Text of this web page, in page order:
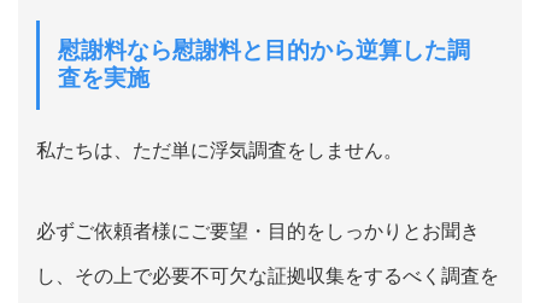
慰謝料なら慰謝料と目的から逆算した調
査を実施
私たちは、ただ単に浮気調査をしません。
必ずご依頼者様にご要望・目的をしっかりとお聞き
し、その上で必要不可欠な証拠収集をするべく調査を